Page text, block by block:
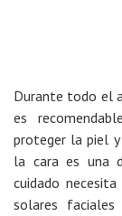
Durante todo el
es
proteger la piel y
la cara es una
cuidado
solares faciales